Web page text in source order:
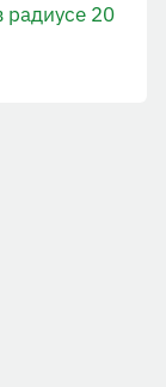
радиусе 20